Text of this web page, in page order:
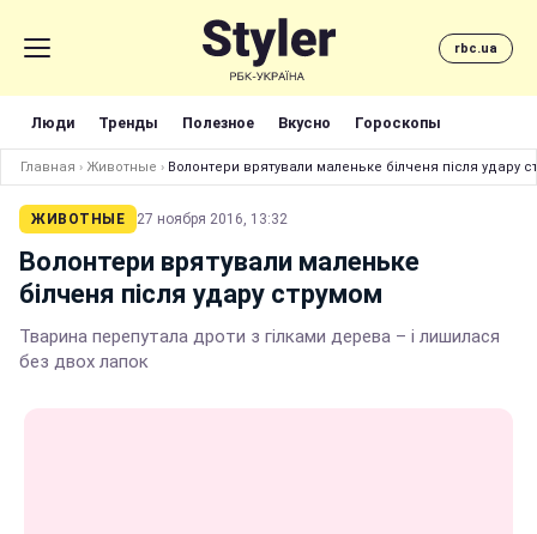
rbc.ua
Люди Тренды Полезное Вкусно Гороскопы
Главная › Животные › Волонтери врятували маленьке білченя після удару
ЖИВОТНЫЕ 27 ноября 2016, 13:32
Волонтери врятували маленьке
білченя після удару струмом
Тварина перепутала дроти з гілками дерева – і лишилася
без двох лапок